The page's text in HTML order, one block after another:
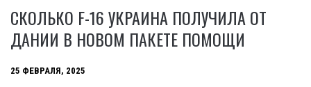
СКОЛЬКО F-16 УКРАИНА ПОЛУЧИЛА ОТ
ДАНИИ В НОВОМ ПАКЕТЕ ПОМОЩИ
25 ФЕВРАЛЯ, 2025